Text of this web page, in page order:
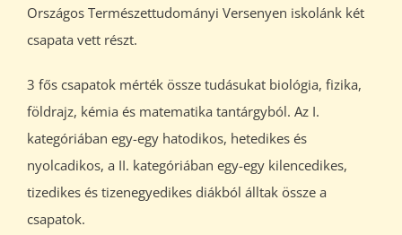
Országos Természettudományi Versenyen iskolánk két
csapata vett részt.
3 fős csapatok mérték össze tudásukat biológia, fizika,
földrajz, kémia és matematika tantárgyból. Az I.
kategóriában egy-egy hatodikos, hetedikes és
nyolcadikos, a II. kategóriában egy-egy kilencedikes,
tizedikes és tizenegyedikes diákból álltak össze a
csapatok.